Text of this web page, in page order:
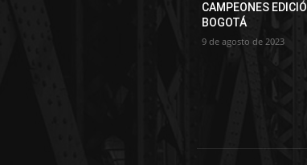
CAMPEONES
BOGOTÁ
9 de agosto de 2023